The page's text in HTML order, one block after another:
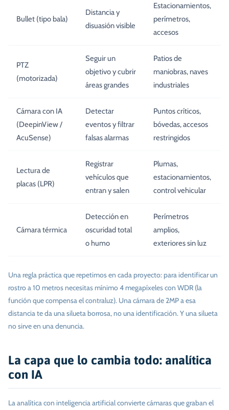
Bullet (tipo bala)
Distancia y
disuasión visible
Estacionamientos,
perímetros,
accesos
PTZ
(motorizada)
Seguir un
objetivo y cubrir
áreas grandes
Patios de
maniobras, naves
industriales
Cámara con IA
(DeepinView /
AcuSense)
Detectar
eventos y filtrar
falsas alarmas
Puntos críticos,
bóvedas, accesos
restringidos
Lectura de
placas (LPR)
Registrar
vehículos que
entran y salen
Plumas,
estacionamientos,
control vehicular
Cámara térmica
Detección en
oscuridad total
o humo
Perímetros
amplios,
exteriores sin luz
Una regla práctica que repetimos en cada proyecto: para identificar un
rostro a 10 metros necesitas mínimo 4 megapíxeles con WDR (la
función que compensa el contraluz). Una cámara de 2MP a esa
distancia te da una silueta borrosa, no una identificación. Y una silueta
no sirve en una denuncia.
La capa que lo cambia todo: analítica
con IA
La analítica con inteligencia artificial convierte cámaras que graban el